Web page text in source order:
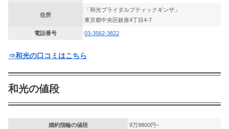
住所
「和光ブライダルブティックギンザ」
東京都中央区銀座4丁目4-7
電話番号 03-3562-3822
⇒和光の口コミはこちら
和光の値段
婚約指輪の値段 9万9800円~